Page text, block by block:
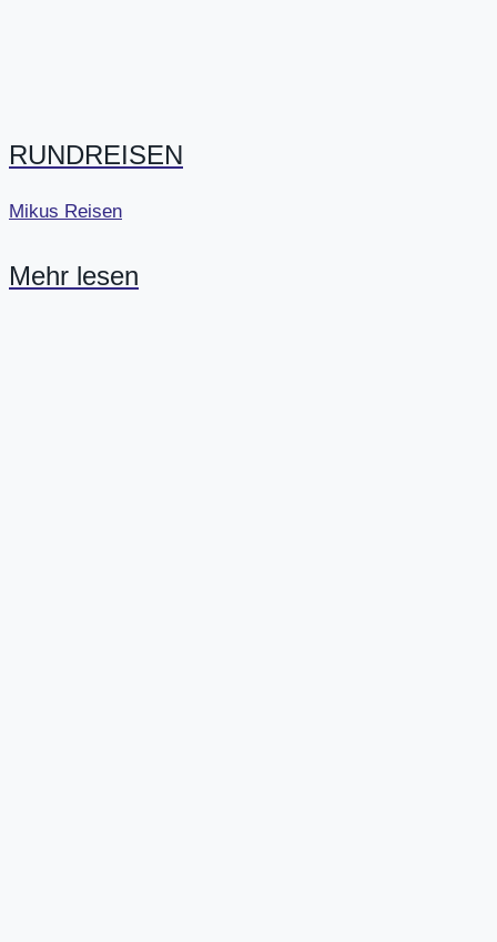
RUNDREISEN
Mikus Reisen
Mehr lesen